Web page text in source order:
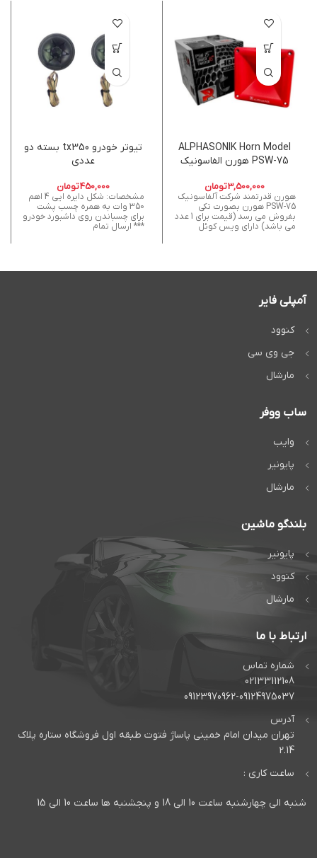
ALPHASONIK Horn Model
PSW-75 هورن الفاسونیک
3,500,000تومان
هورن قدرتمند شرکت آلفاسونیک
PSW-75 هورن بصورت تکی
بفروش می رسد (قیمت برای 1 عدد
می باشد) دارای ویس کوئل
تیوتر خودرو tx350 بسته دو
عددی
450,000تومان
مشخصات: شکل دایره ایی 4 اهم
350 وات به همره چسب پشت
برای چسباندن روی داشبورد خودرو
*** ارسال تمام
آمپلی فایر
کنوود
جی وی سی
مارشال
ساب ووفر
وایب
پایونیر
مارشال
بلندگو ماشین
پایونیر
کنوود
مارشال
ارتباط با ما
شماره تماس
02133112108
09123970962-09124975037
آدرس
تهران میدان امام خمینی پاساژ فتوت طبقه اول فروشگاه ستاره پلاک
2.14
ساعت کاری :
شنبه الی چهارشنبه ساعت 10 الی 18 و پنجشنبه ها ساعت 10 الی 15